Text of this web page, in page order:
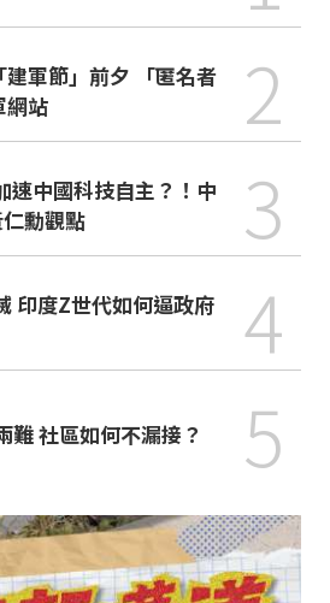
軍節」前夕 「匿名者
網站
2
勳觀點
3
4
難 社區如何不漏接？ 5